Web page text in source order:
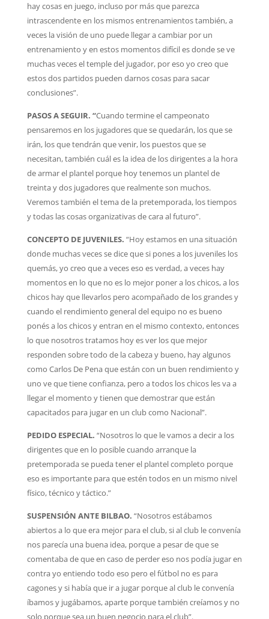
hay cosas en juego, incluso por más que parezca
intrascendente en los mismos entrenamientos también, a
veces la visión de uno puede llegar a cambiar por un
entrenamiento y en estos momentos difícil es donde se ve
muchas veces el temple del jugador, por eso yo creo que
estos dos partidos pueden darnos cosas para sacar
conclusiones”.
PASOS A SEGUIR. “Cuando termine el campeonato
pensaremos en los jugadores que se quedarán, los que se
irán, los que tendrán que venir, los puestos que se
necesitan, también cuál es la idea de los dirigentes a la hora
de armar el plantel porque hoy tenemos un plantel de
treinta y dos jugadores que realmente son muchos.
Veremos también el tema de la pretemporada, los tiempos
y todas las cosas organizativas de cara al futuro”.
CONCEPTO DE JUVENILES. “Hoy estamos en una situación
donde muchas veces se dice que si pones a los juveniles los
quemás, yo creo que a veces eso es verdad, a veces hay
momentos en lo que no es lo mejor poner a los chicos, a los
chicos hay que llevarlos pero acompañado de los grandes y
cuando el rendimiento general del equipo no es bueno
ponés a los chicos y entran en el mismo contexto, entonces
lo que nosotros tratamos hoy es ver los que mejor
responden sobre todo de la cabeza y bueno, hay algunos
como Carlos De Pena que están con un buen rendimiento y
uno ve que tiene confianza, pero a todos los chicos les va a
llegar el momento y tienen que demostrar que están
capacitados para jugar en un club como Nacional”.
PEDIDO ESPECIAL. “Nosotros lo que le vamos a decir a los
dirigentes que en lo posible cuando arranque la
pretemporada se pueda tener el plantel completo porque
eso es importante para que estén todos en un mismo nivel
físico, técnico y táctico.”
SUSPENSIÓN ANTE BILBAO. “Nosotros estábamos
abiertos a lo que era mejor para el club, si al club le convenía
nos parecía una buena idea, porque a pesar de que se
comentaba de que en caso de perder eso nos podía jugar en
contra yo entiendo todo eso pero el fútbol no es para
cagones y si había que ir a jugar porque al club le convenía
íbamos y jugábamos, aparte porque también creíamos y no
solo porque sea un buen negocio para el club”.